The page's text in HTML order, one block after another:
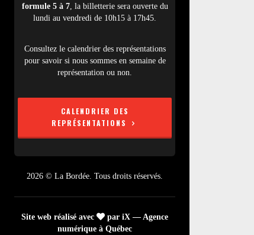
formule 5 à 7, la billetterie sera ouverte du
lundi au vendredi de 10h15 à 17h45.
Consultez le calendrier des représentations
pour savoir si nous sommes en semaine de
représentation ou non.
CALENDRIER DES
REPRÉSENTATIONS
2026 © La Bordée. Tous droits réservés.
Site web réalisé avec
par iX — Agence
numérique à Québec